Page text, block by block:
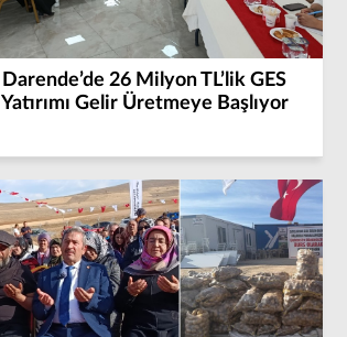
Darende’de 26 Milyon TL’lik GES
Yatırımı Gelir Üretmeye Başlıyor